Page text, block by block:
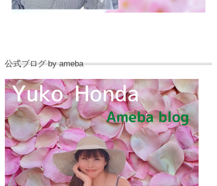
公式ブログ by ameba